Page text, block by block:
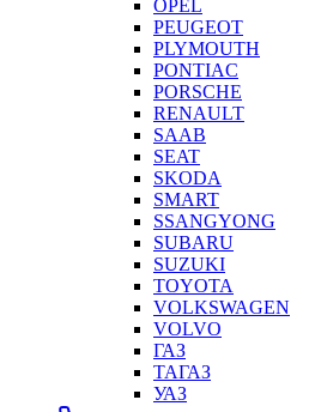
OPEL
PEUGEOT
PLYMOUTH
PONTIAC
PORSCHE
RENAULT
SAAB
SEAT
SKODA
SMART
SSANGYONG
SUBARU
SUZUKI
TOYOTA
VOLKSWAGEN
VOLVO
ГАЗ
ТАГАЗ
УАЗ